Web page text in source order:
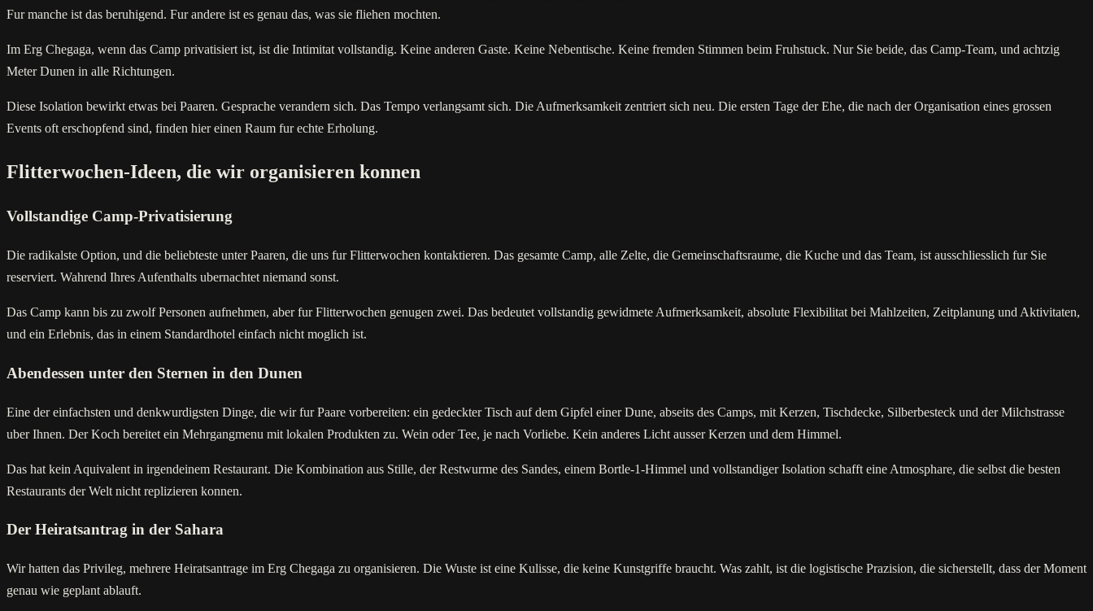
Fur manche ist das beruhigend. Fur andere ist es genau das, was sie fliehen mochten.
Im Erg Chegaga, wenn das Camp privatisiert ist, ist die Intimitat vollstandig. Keine anderen Gaste. Keine Nebentische. Keine fremden Stimmen beim Fruhstuck. Nur Sie beide, das Camp-Team, und achtzig
Meter Dunen in alle Richtungen.
Diese Isolation bewirkt etwas bei Paaren. Gesprache verandern sich. Das Tempo verlangsamt sich. Die Aufmerksamkeit zentriert sich neu. Die ersten Tage der Ehe, die nach der Organisation eines grossen
Events oft erschopfend sind, finden hier einen Raum fur echte Erholung.
Flitterwochen-Ideen, die wir organisieren konnen
Vollstandige Camp-Privatisierung
Die radikalste Option, und die beliebteste unter Paaren, die uns fur Flitterwochen kontaktieren. Das gesamte Camp, alle Zelte, die Gemeinschaftsraume, die Kuche und das Team, ist ausschliesslich fur Sie
reserviert. Wahrend Ihres Aufenthalts ubernachtet niemand sonst.
Das Camp kann bis zu zwolf Personen aufnehmen, aber fur Flitterwochen genugen zwei. Das bedeutet vollstandig gewidmete Aufmerksamkeit, absolute Flexibilitat bei Mahlzeiten, Zeitplanung und Aktivitaten,
und ein Erlebnis, das in einem Standardhotel einfach nicht moglich ist.
Abendessen unter den Sternen in den Dunen
Eine der einfachsten und denkwurdigsten Dinge, die wir fur Paare vorbereiten: ein gedeckter Tisch auf dem Gipfel einer Dune, abseits des Camps, mit Kerzen, Tischdecke, Silberbesteck und der Milchstrasse
uber Ihnen. Der Koch bereitet ein Mehrgangmenu mit lokalen Produkten zu. Wein oder Tee, je nach Vorliebe. Kein anderes Licht ausser Kerzen und dem Himmel.
Das hat kein Aquivalent in irgendeinem Restaurant. Die Kombination aus Stille, der Restwurme des Sandes, einem Bortle-1-Himmel und vollstandiger Isolation schafft eine Atmosphare, die selbst die besten
Restaurants der Welt nicht replizieren konnen.
Der Heiratsantrag in der Sahara
Wir hatten das Privileg, mehrere Heiratsantrage im Erg Chegaga zu organisieren. Die Wuste ist eine Kulisse, die keine Kunstgriffe braucht. Was zahlt, ist die logistische Prazision, die sicherstellt, dass der Moment
genau wie geplant ablauft.